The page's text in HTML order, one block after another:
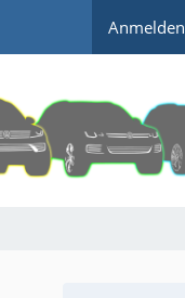
Anmelden